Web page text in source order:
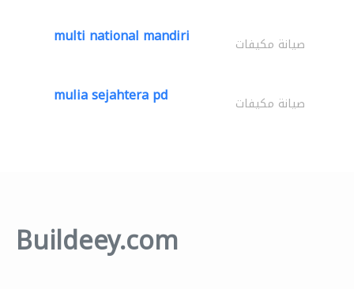
multi national mandiri صيانة مكيفات
mulia sejahtera pd صيانة مكيفات
Buildeey.com